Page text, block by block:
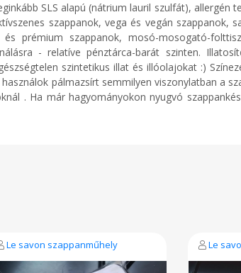
SLS alapú (nátrium lauril szulfát),
szappanok, vega és vegán
prémium szappanok, mosó-mosogató-
- relatíve pénztárca-barát szinten.
szintetikus illat és illóolajokat :)
pálmazsírt semmilyen viszonylatban a
. Ha már hagyományokon nyugvó
Le savon szappanműhely Le